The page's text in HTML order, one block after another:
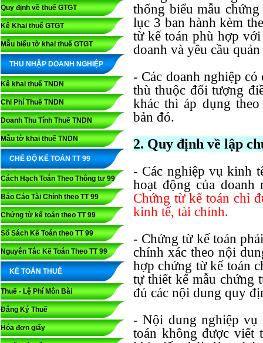
Quy định về thuế GTGT
Kê Khai thuế GTGT
Mẫu biểu tờ khai thuế GTGT
THU NHẬP DOANH NGHIỆP
Kê khai thuế TNDN
Chi Phí Thuế TNDN
Doanh Thu Tính Thuế TNDN
Mẫu tờ khai thuế TNDN
CHẾ ĐỘ KẾ TOÁN TT 99
Cách Hạch Toán Theo Thông tư 99
Báo Cáo Tài Chính theo TT 99
Chứng từ kế toán theo TT 99
Sổ Sách Kế Toán theo TT 99
Nguyên Tắc Kế Toán Theo TT 99
KẾ TOÁN THUẾ
Thuế - Lệ Phí Môn Bài
Đăng Ký Thuế
Hóa đơn giấy
thống biểu mẫu
lục 3 ban hành kèm
từ kế toán phù hợp
doanh và yêu cầu
- Các doanh nghiệp
thù thuộc đối tượng
khác thì áp dụng
bản đó.
2. Quy định về lập
- Các nghiệp vụ kinh
hoạt động của
Chứng từ kế toán chỉ
kinh tế, tài chính.
- Chứng từ kế toán
chính xác theo nội
hợp chứng từ kế toán
tự thiết kế mẫu chứng
đủ các nội dung quy
- Nội dung nghiệp vụ
toán không được viết